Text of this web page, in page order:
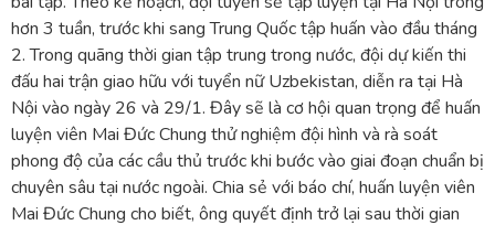
hơn 3 tuần, trước khi sang Trung Quốc tập huấn vào đầu tháng
2. Trong quãng thời gian tập trung trong nước, đội dự kiến thi
đấu hai trận giao hữu với tuyển nữ Uzbekistan, diễn ra tại Hà
Nội vào ngày 26 và 29/1. Đây sẽ là cơ hội quan trọng để huấn
luyện viên Mai Đức Chung thử nghiệm đội hình và rà soát
phong độ của các cầu thủ trước khi bước vào giai đoạn chuẩn bị
chuyên sâu tại nước ngoài. Chia sẻ với báo chí, huấn luyện viên
Mai Đức Chung cho biết, ông quyết định trở lại sau thời gian